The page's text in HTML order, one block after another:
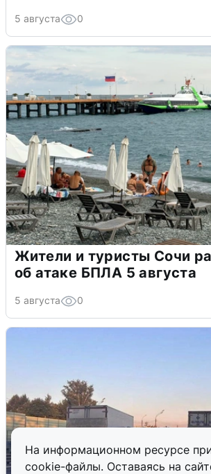
На информационном ресурсе
cookie-файлы. Оставаясь на
5 августа 0
Жители и туристы Сочи
об атаке БПЛА 5 августа
5 августа 0